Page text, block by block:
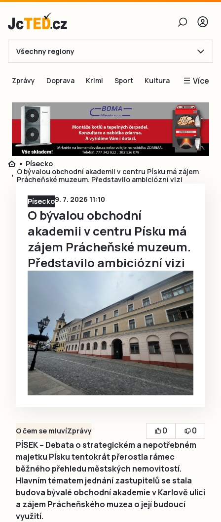
E-mail
Obnovit heslo
Přihlásit se
Všechny regiony
Zprávy Doprava Krimi Sport Kultura Více
Blogy
Inspirace
Čtenáři píší
Speciální přílohy
Písecko
O bývalou obchodní akademii v centru Písku má zájem
Prácheňské muzeum. Představilo ambiciózní vizi
Písecko9. 7. 2026 11:10
O bývalou obchodní
akademii v centru Písku má
zájem Prácheňské muzeum.
Představilo ambiciózní vizi
O čem se mluvíZprávy 0
0
PÍSEK – Debata o strategickém a nepotřebném
majetku Písku tentokrát přerostla rámec
běžného přehledu městských nemovitostí.
Hlavním tématem jednání zastupitelů se stala
budova bývalé obchodní akademie v Karlově ulici
a zájem Prácheňského muzea o její budoucí
využití.